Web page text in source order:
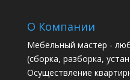
О Компании
Мебельный мастер -
(сборка, разборка,
Осуществление